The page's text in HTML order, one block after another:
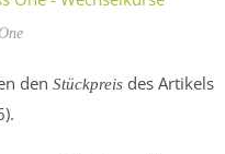
den Stückpreis des Artikels